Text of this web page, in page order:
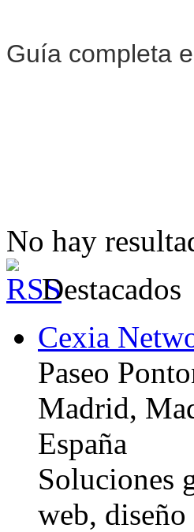
Guía completa
No hay
Destacados
Cexia
Paseo
Madrid,
España
Soluciones
web, diseño